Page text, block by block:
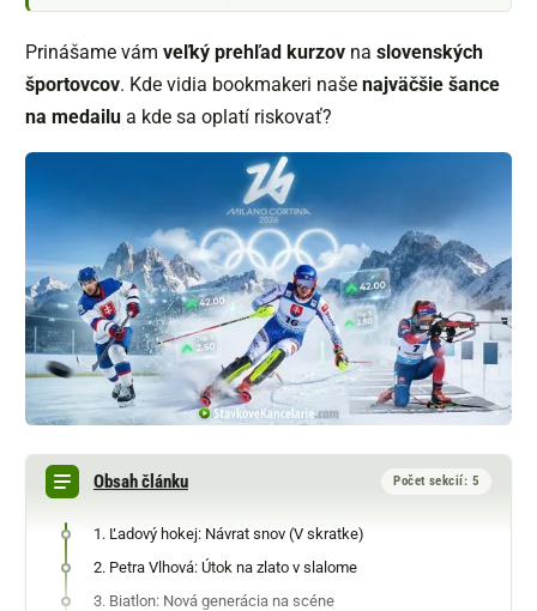
Prinášame vám veľký prehľad kurzov na slovenských
športovcov. Kde vidia bookmakeri naše najväčšie šance
na medailu a kde sa oplatí riskovať?
Obsah článku Počet sekcií: 5
1. Ľadový hokej: Návrat snov (V skratke)
2. Petra Vlhová: Útok na zlato v slalome
3. Biatlon: Nová generácia na scéne